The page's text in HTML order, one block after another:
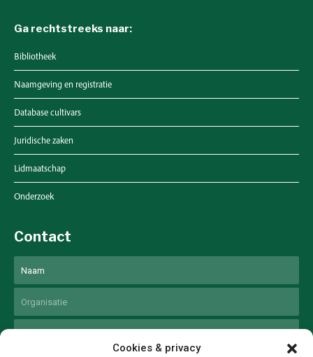
Cookies & privacy
Ga rechtstreeks naar:
Bibliotheek
Naamgeving en registratie
Database cultivars
Juridische zaken
Lidmaatschap
Onderzoek
Contact
Voornaam
Email